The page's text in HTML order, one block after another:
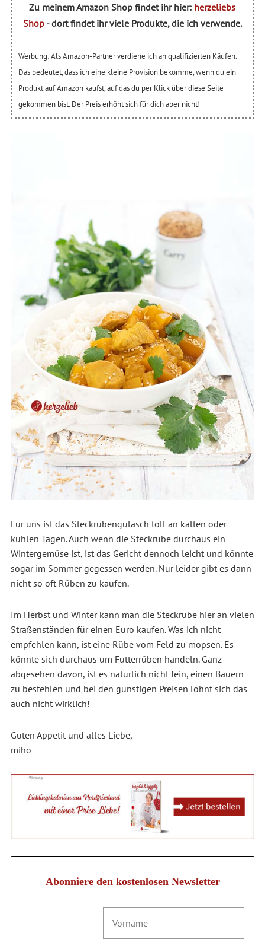
Zu meinem Amazon Shop findet ihr hier: herzeliebs
Shop- dort findet ihr viele Produkte, die ich verwende.
Werbung: Als Amazon-Partner verdiene ich an qualifizierten Käufen.
Das bedeutet, dass ich eine kleine Provision bekomme, wenn du ein
Produkt auf Amazon kaufst, auf das du per Klick über diese Seite
gekommen bist. Der Preis erhöht sich für dich aber nicht!
Für uns ist das Steckrübengulasch toll an kalten oder
kühlen Tagen. Auch wenn die Steckrübe durchaus ein
Wintergemüse ist, ist das Gericht dennoch leicht und könnte
sogar im Sommer gegessen werden. Nur leider gibt es dann
nicht so oft Rüben zu kaufen.
Im Herbst und Winter kann man die Steckrübe hier an vielen
Straßenständen für einen Euro kaufen. Was ich nicht
empfehlen kann, ist eine Rübe vom Feld zu mopsen. Es
könnte sich durchaus um Futterrüben handeln. Ganz
abgesehen davon, ist es natürlich nicht fein, einen Bauern
zu bestehlen und bei den günstigen Preisen lohnt sich das
auch nicht wirklich!
Guten Appetit und alles Liebe,
miho
Abonniere den kostenlosen Newsletter